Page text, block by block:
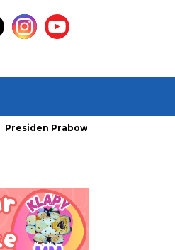
Prabowo Subianto Melantik 31